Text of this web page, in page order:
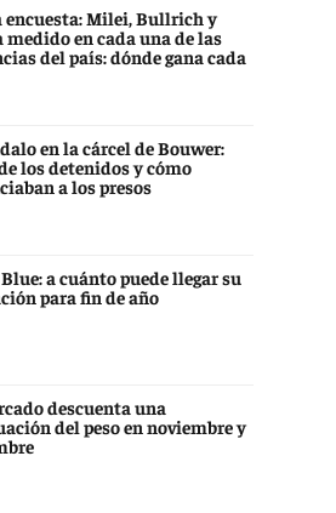
encuesta: Milei, Bullrich y
medido en cada una de las
del país: dónde gana cada
en la cárcel de Bouwer:
los detenidos y cómo
a los presos
a cuánto puede llegar su
para fin de año
descuenta una
del peso en noviembre y